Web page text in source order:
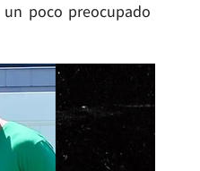
poco preocupado